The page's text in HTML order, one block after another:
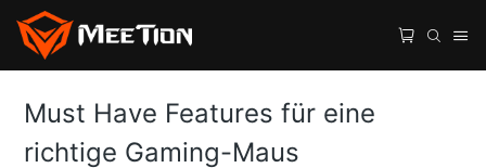
Must Have Features für eine
richtige Gaming-Maus